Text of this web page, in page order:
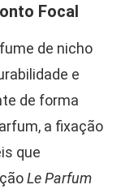
Focal
de nicho
e
de forma
a fixação
que
Le Parfum